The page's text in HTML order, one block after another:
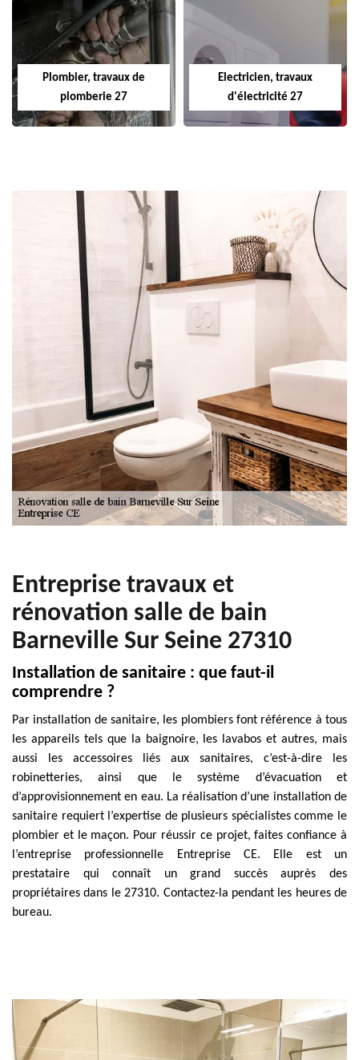
Plombier, travaux de
plomberie 27
Electricien, travaux
d'électricité 27
Entreprise travaux et
rénovation salle de bain
Barneville Sur Seine 27310
Installation de sanitaire : que faut-il
comprendre ?
Par installation de sanitaire, les plombiers font référence à tous
les appareils tels que la baignoire, les lavabos et autres, mais
aussi les accessoires liés aux sanitaires, c’est-à-dire les
robinetteries, ainsi que le système d’évacuation et
d’approvisionnement en eau. La réalisation d’une installation de
sanitaire requiert l’expertise de plusieurs spécialistes comme le
plombier et le maçon. Pour réussir ce projet, faites confiance à
l’entreprise professionnelle Entreprise CE. Elle est un
prestataire qui connaît un grand succès auprès des
propriétaires dans le 27310. Contactez-la pendant les heures de
bureau.